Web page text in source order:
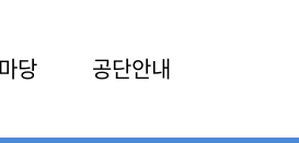
당 공단안내